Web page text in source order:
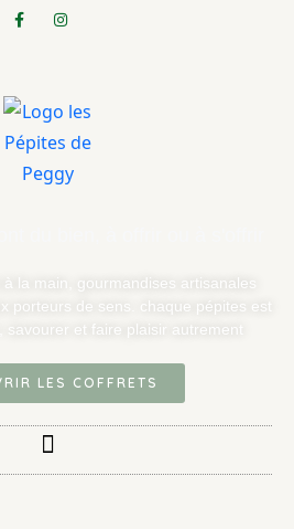
la main, gourmandises artisanales
porteurs de sens. chaque pépites est
savourer et faire plaisir autrement
LES COFFRETS